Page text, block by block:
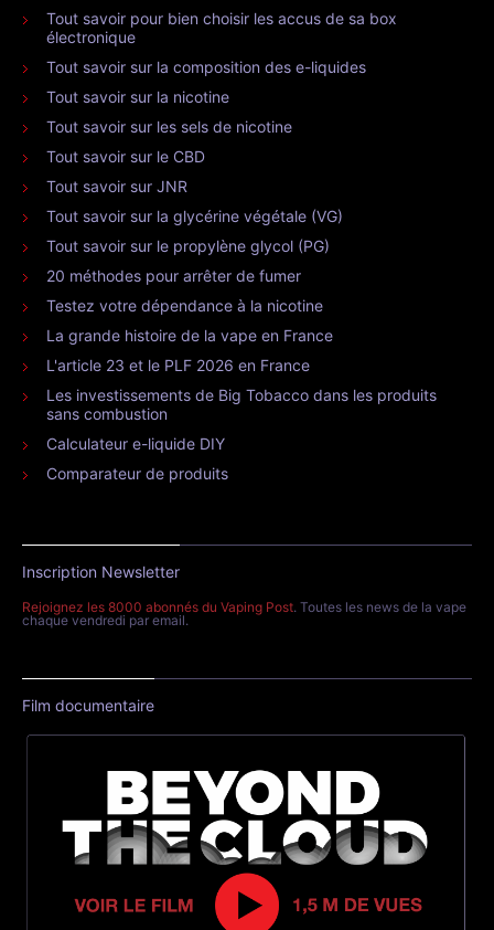
Tout savoir pour bien choisir les accus de sa box
électronique
Tout savoir sur la composition des e-liquides
Tout savoir sur la nicotine
Tout savoir sur les sels de nicotine
Tout savoir sur le CBD
Tout savoir sur JNR
Tout savoir sur la glycérine végétale (VG)
Tout savoir sur le propylène glycol (PG)
20 méthodes pour arrêter de fumer
Testez votre dépendance à la nicotine
La grande histoire de la vape en France
L'article 23 et le PLF 2026 en France
Les investissements de Big Tobacco dans les produits
sans combustion
Calculateur e-liquide DIY
Comparateur de produits
Inscription Newsletter
Rejoignez les 8000 abonnés du Vaping Post. Toutes les news de la vape
chaque vendredi par email.
Film documentaire